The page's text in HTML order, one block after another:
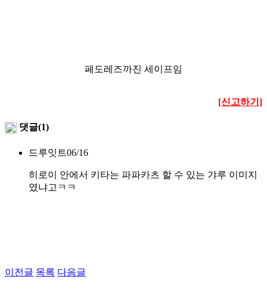
페도레즈까진 세이프임
[신고하기]
댓글(1)
드루잇트06/16
히로이 안에서 키타는 파파카츠 할 수 있는 갸루 이미지
였냐고ㅋㅋ
이전글 목록 다음글